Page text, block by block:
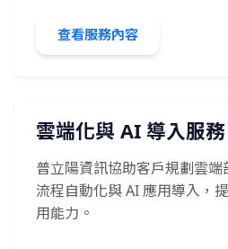
查看服務內容
雲端化與 AI 導入服務
普立陽資訊協助客戶規劃雲
流程自動化與 AI 應用導入，
用能力。